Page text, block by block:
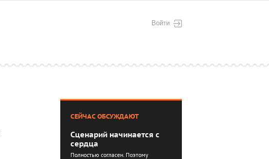
Войти
СЕЙЧАС ОБСУЖДАЮТ
Сценарий начинается с
сердца
Полностью согласен. Поэтому